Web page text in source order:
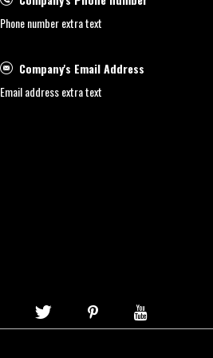
Phone number extra text
Company's Email Address
Email address extra text